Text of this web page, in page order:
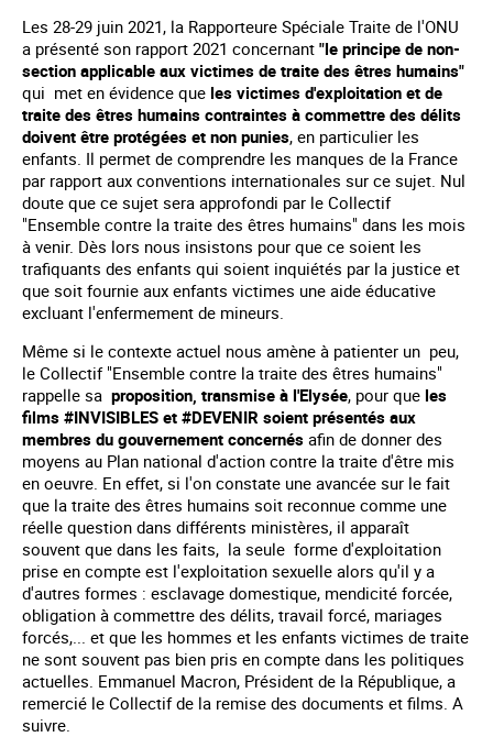
Les 28-29 juin 2021, la Rapporteure Spéciale Traite de l'ONU
a présenté son rapport 2021 concernant "le principe de non-
section applicable aux victimes de traite des êtres humains"
qui met en évidence que les victimes d'exploitation et de
traite des êtres humains contraintes à commettre des délits
doivent être protégées et non punies, en particulier les
enfants. Il permet de comprendre les manques de la France
par rapport aux conventions internationales sur ce sujet. Nul
doute que ce sujet sera approfondi par le Collectif
"Ensemble contre la traite des êtres humains" dans les mois
à venir. Dès lors nous insistons pour que ce soient les
trafiquants des enfants qui soient inquiétés par la justice et
que soit fournie aux enfants victimes une aide éducative
excluant l'enfermement de mineurs.
Même si le contexte actuel nous amène à patienter un peu,
le Collectif "Ensemble contre la traite des êtres humains"
rappelle sa proposition, transmise à l'Elysée, pour que les
films #INVISIBLES et #DEVENIR soient présentés aux
membres du gouvernement concernés afin de donner des
moyens au Plan national d'action contre la traite d'être mis
en oeuvre. En effet, si l'on constate une avancée sur le fait
que la traite des êtres humains soit reconnue comme une
réelle question dans différents ministères, il apparaît
souvent que dans les faits, la seule forme d'exploitation
prise en compte est l'exploitation sexuelle alors qu'il y a
d'autres formes : esclavage domestique, mendicité forcée,
obligation à commettre des délits, travail forcé, mariages
forcés,... et que les hommes et les enfants victimes de traite
ne sont souvent pas bien pris en compte dans les politiques
actuelles. Emmanuel Macron, Président de la République, a
remercié le Collectif de la remise des documents et films. A
suivre.